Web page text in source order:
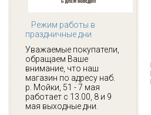
Режим работы в
праздничные дни
Уважаемые покупатели,
обращаем Ваше
внимание, что наш
магазин по адресу наб.
р. Мойки, 51 - 7 мая
работает с 13.00, 8 и 9
мая выходные дни.